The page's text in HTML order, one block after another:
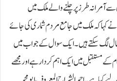
آمرانہ طرز پر چلنے والے ملک میں
کہ ملک میں جامع مردم شماری کی جائے
لیے نئے الیکشن میں کم سے کم 4 سال لگ سکتے ہیں۔ایک سوال کے جواب میں
کے مستقبل میں ایک اہم کردار ہے اور مجھے